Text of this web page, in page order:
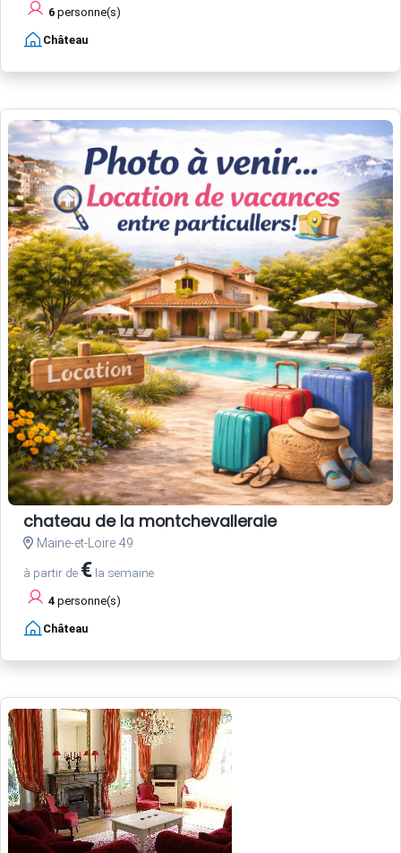
6 personne(s)
Château
chateau de la montchevalleraie
Maine-et-Loire 49
à partir de € la semaine
4 personne(s)
Château